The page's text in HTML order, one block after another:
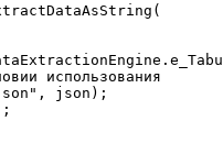
использования
json);